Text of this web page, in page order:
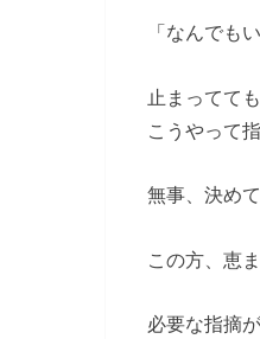
「なんでも
止まってて
こうやって
無事、決め
この方、恵
必要な指摘